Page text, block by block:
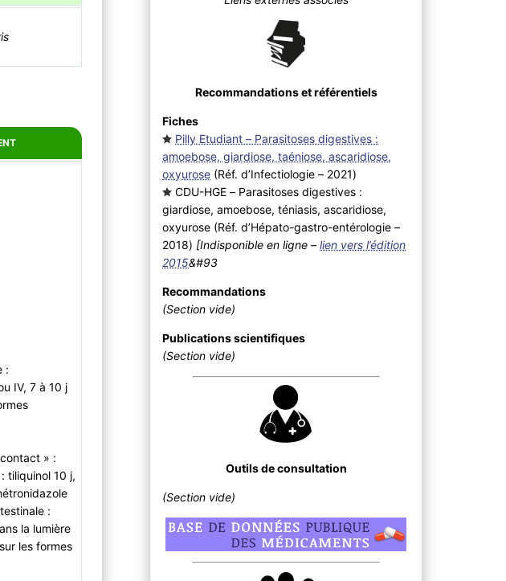
:
IV, 7 à 10 j
» :
tiliquinol 10 j,
:
la lumière
les formes
Recommandations et référentiels
Fiches
Pilly Etudiant – Parasitoses digestives :
amoebose, giardiose, taéniose, ascaridiose,
oxyurose (Réf. d’Infectiologie – 2021)
CDU-HGE – Parasitoses digestives :
giardiose, amoebose, téniasis, ascaridiose,
oxyurose (Réf. d’Hépato-gastro-entérologie –
2018) [Indisponible en ligne –lien vers l’édition
2015&#93
Recommandations
(Section vide)
Publications scientifiques
(Section vide)
Outils de consultation
(Section vide)